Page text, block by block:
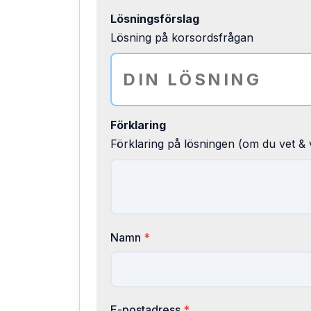
Lösningsförslag
Lösning på korsordsfrågan
Förklaring
Förklaring på lösningen (om du vet &
Namn *